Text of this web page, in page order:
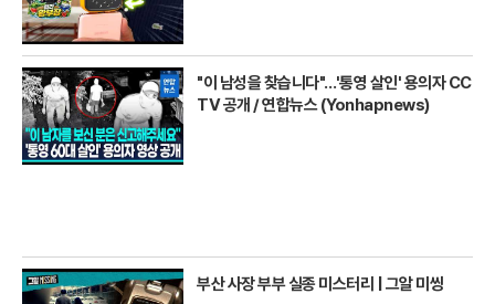
"이 남성을 찾습니다"…'통영 살인' 용의자 CC
TV 공개 / 연합뉴스 (Yonhapnews)
부산 사장 부부 실종 미스터리 | 그알 미씽